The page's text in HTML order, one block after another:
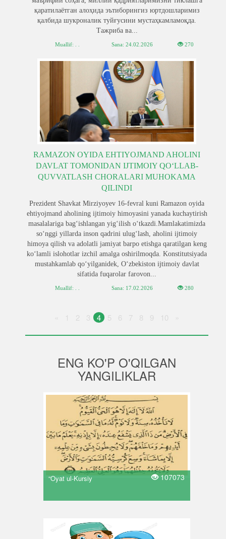
қаратилаётган алоҳида эътиборингиз юртдошларимиз
қалбида шукроналик туйғусини мустаҳкамламоқда.
Тажриба ва...
Muallif: . . Sana: 24.02.2026 270
RAMAZON OYIDA EHTIYOJMAND AHOLINI
DAVLAT TOMONIDAN IJTIMOIY QOʻLLAB-
QUVVATLASH CHORALARI MUHOKAMA
QILINDI
Prezident Shavkat Mirziyoyev 16-fevral kuni Ramazon oyida
ehtiyojmand aholining ijtimoiy himoyasini yanada kuchaytirish
masalalariga bagʻishlangan yigʻilish oʻtkazdi.Mamlakatimizda
soʻnggi yillarda inson qadrini ulugʻlash, aholini ijtimoiy
himoya qilish va adolatli jamiyat barpo etishga qaratilgan keng
koʻlamli islohotlar izchil amalga oshirilmoqda. Konstitutsiyada
mustahkamlab qoʻyilganidek, Oʻzbekiston ijtimoiy davlat
sifatida fuqarolar farovon...
Muallif: . . Sana: 17.02.2026 280
1 2 3 4 5 6 7 8 9 10
ENG KO'P O'QILGAN
YANGILIKLAR
“Oyat ul-Kursiy 107073